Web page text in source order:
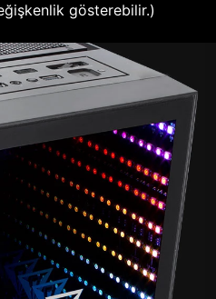
gösterebilir.)